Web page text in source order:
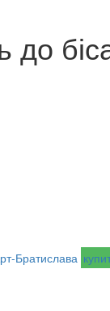
до
Братислава